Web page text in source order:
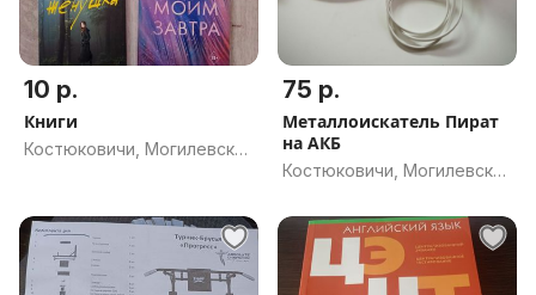
10 р.
Книги
Костюковичи, Могилевская
75 р.
Металлоискатель Пират
на АКБ
Костюковичи, Могилевская